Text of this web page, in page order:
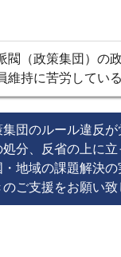
閥（政策集団）の
維持に苦労している
集団のルール違反
分、反省の上に
地域の課題解決
ご支援をお願い致